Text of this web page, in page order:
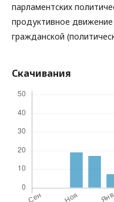
парламентских
продуктивное движение
гражданской
Скачивания